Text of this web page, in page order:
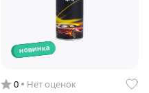
новинка
0 Нет оценок